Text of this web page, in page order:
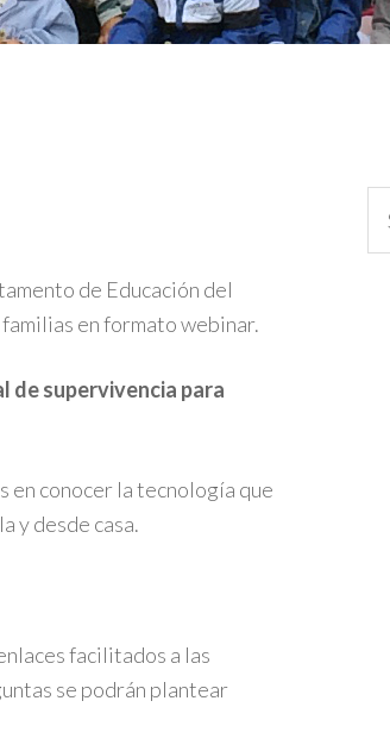
de Educación del
en formato webinar.
de supervivencia para
en conocer la tecnología que
y desde casa.
facilitados a las
se podrán plantear